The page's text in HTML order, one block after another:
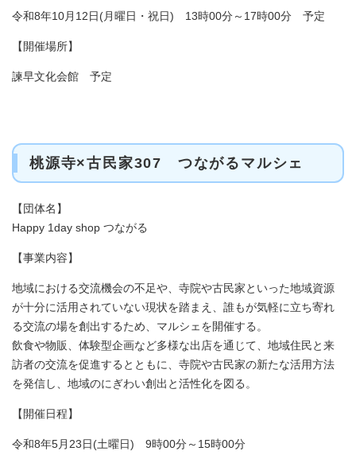
令和8年10月12日(月曜日・祝日) 13時00分～17時00分 予定
【開催場所】
諫早文化会館 予定
桃源寺×古民家307 つながるマルシェ
【団体名】
Happy 1day shop つながる
【事業内容】
地域における交流機会の不足や、寺院や古民家といった地域資源
が十分に活用されていない現状を踏まえ、誰もが気軽に立ち寄れ
る交流の場を創出するため、マルシェを開催する。
飲食や物販、体験型企画など多様な出店を通じて、地域住民と来
訪者の交流を促進するとともに、寺院や古民家の新たな活用方法
を発信し、地域のにぎわい創出と活性化を図る。
【開催日程】
令和8年5月23日(土曜日) 9時00分～15時00分